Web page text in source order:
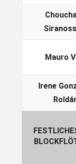
Mauro
Irene